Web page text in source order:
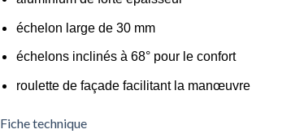
échelon large de 30 mm
échelons inclinés à 68° pour le confort
roulette de façade facilitant la manœuvre
Fiche technique